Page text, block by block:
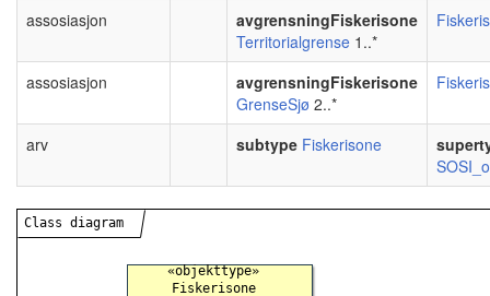
assosiasjon
avgrensningFiskerisone
Territorialgrense 1..*
assosiasjon
avgrensningFiskerisone
GrenseSjø 2..*
arv subtype Fiskerisone